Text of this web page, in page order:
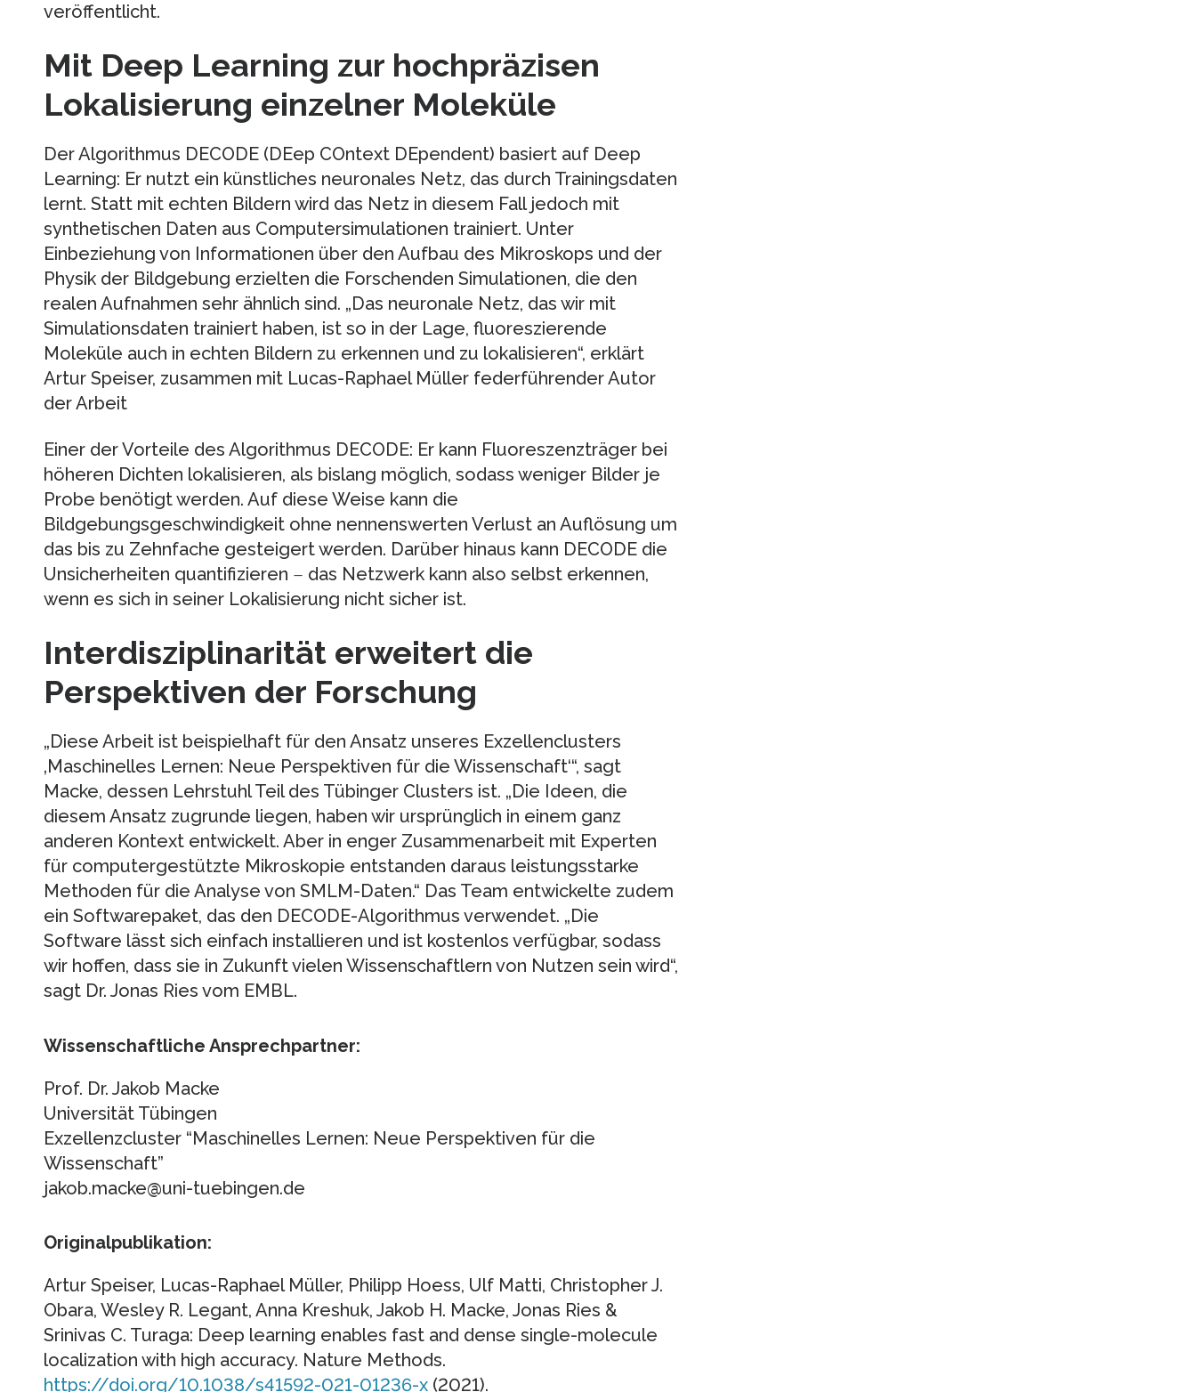
veröffentlicht.
Mit Deep Learning zur hochpräzisen
Lokalisierung einzelner Moleküle
Der Algorithmus DECODE (DEep COntext DEpendent) basiert auf Deep
Learning: Er nutzt ein künstliches neuronales Netz, das durch Trainingsdaten
lernt. Statt mit echten Bildern wird das Netz in diesem Fall jedoch mit
synthetischen Daten aus Computersimulationen trainiert. Unter
Einbeziehung von Informationen über den Aufbau des Mikroskops und der
Physik der Bildgebung erzielten die Forschenden Simulationen, die den
realen Aufnahmen sehr ähnlich sind. „Das neuronale Netz, das wir mit
Simulationsdaten trainiert haben, ist so in der Lage, fluoreszierende
Moleküle auch in echten Bildern zu erkennen und zu lokalisieren“, erklärt
Artur Speiser, zusammen mit Lucas-Raphael Müller federführender Autor
der Arbeit
Einer der Vorteile des Algorithmus DECODE: Er kann Fluoreszenzträger bei
höheren Dichten lokalisieren, als bislang möglich, sodass weniger Bilder je
Probe benötigt werden. Auf diese Weise kann die
Bildgebungsgeschwindigkeit ohne nennenswerten Verlust an Auflösung um
das bis zu Zehnfache gesteigert werden. Darüber hinaus kann DECODE die
Unsicherheiten quantifizieren ‒ das Netzwerk kann also selbst erkennen,
wenn es sich in seiner Lokalisierung nicht sicher ist.
Interdisziplinarität erweitert die
Perspektiven der Forschung
„Diese Arbeit ist beispielhaft für den Ansatz unseres Exzellenclusters
‚Maschinelles Lernen: Neue Perspektiven für die Wissenschaft‘“, sagt
Macke, dessen Lehrstuhl Teil des Tübinger Clusters ist. „Die Ideen, die
diesem Ansatz zugrunde liegen, haben wir ursprünglich in einem ganz
anderen Kontext entwickelt. Aber in enger Zusammenarbeit mit Experten
für computergestützte Mikroskopie entstanden daraus leistungsstarke
Methoden für die Analyse von SMLM-Daten.“ Das Team entwickelte zudem
ein Softwarepaket, das den DECODE-Algorithmus verwendet. „Die
Software lässt sich einfach installieren und ist kostenlos verfügbar, sodass
wir hoffen, dass sie in Zukunft vielen Wissenschaftlern von Nutzen sein wird“,
sagt Dr. Jonas Ries vom EMBL.
Wissenschaftliche Ansprechpartner:
Prof. Dr. Jakob Macke
Universität Tübingen
Exzellenzcluster “Maschinelles Lernen: Neue Perspektiven für die
Wissenschaft”
jakob.macke@uni-tuebingen.de
Originalpublikation:
Artur Speiser, Lucas-Raphael Müller, Philipp Hoess, Ulf Matti, Christopher J.
Obara, Wesley R. Legant, Anna Kreshuk, Jakob H. Macke, Jonas Ries &
Srinivas C. Turaga: Deep learning enables fast and dense single-molecule
localization with high accuracy. Nature Methods.
https://doi.org/10.1038/s41592-021-01236-x(2021).